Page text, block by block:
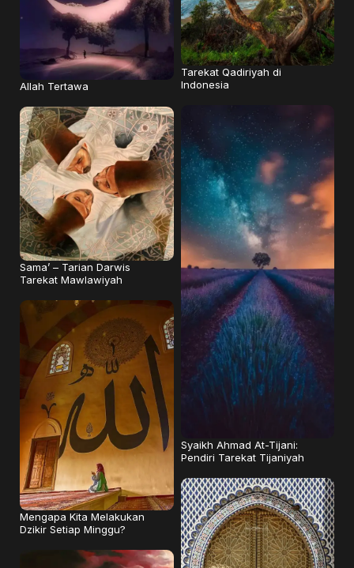
Allah Tertawa
Tarekat Qadiriyah di
Indonesia
Sama’ – Tarian Darwis
Tarekat Mawlawiyah
Syaikh Ahmad At-Tijani:
Pendiri Tarekat Tijaniyah
Mengapa Kita Melakukan
Dzikir Setiap Minggu?